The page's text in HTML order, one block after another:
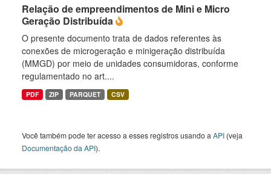
Relação de empreendimentos de Mini e Micro
Geração Distribuída
O presente documento trata de dados referentes às
conexões de microgeração e minigeração distribuída
(MMGD) por meio de unidades consumidoras, conforme
regulamentado no art....
PDF ZIP PARQUET CSV
Você também pode ter acesso a esses registros usando a API (veja
Documentação da API).